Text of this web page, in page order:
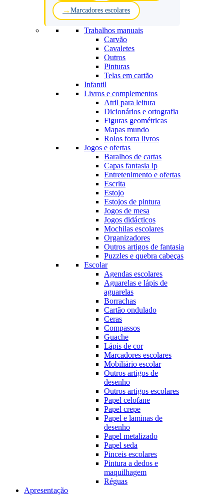
Marcadores escolares
Trabalhos manuais
Carvão
Cavaletes
Outros
Pinturas
Telas em cartão
Infantil
Livros e complementos
Atril para leitura
Dicionários e ortografia
Figuras geométricas
Mapas mundo
Rolos forra livros
Jogos e ofertas
Baralhos de cartas
Capas fantasia lp
Entretenimento e ofertas
Escrita
Estojo
Estojos de pintura
Jogos de mesa
Jogos didácticos
Mochilas escolares
Organizadores
Outros artigos de fantasia
Puzzles e quebra cabeças
Escolar
Agendas escolares
Aguarelas e lápis de
aguarelas
Borrachas
Cartão ondulado
Ceras
Compassos
Guache
Lápis de cor
Marcadores escolares
Mobiliário escolar
Outros artigos de
desenho
Outros artigos escolares
Papel celofane
Papel crepe
Papel e laminas de
desenho
Papel metalizado
Papel seda
Pinceis escolares
Pintura a dedos e
maquilhagem
Réguas
Apresentação